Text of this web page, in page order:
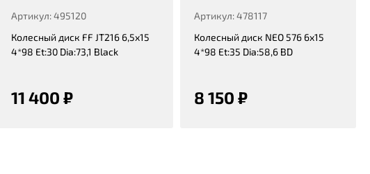
Артикул: 495120
Колесный диск FF JT216 6,5x15
4*98 Et:30 Dia:73,1 Black
11 400 ₽
Артикул: 478117
Колесный диск NEO 576 6x15
4*98 Et:35 Dia:58,6 BD
8 150 ₽